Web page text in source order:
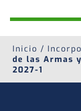
Inicio /
de las Armas
2027-1